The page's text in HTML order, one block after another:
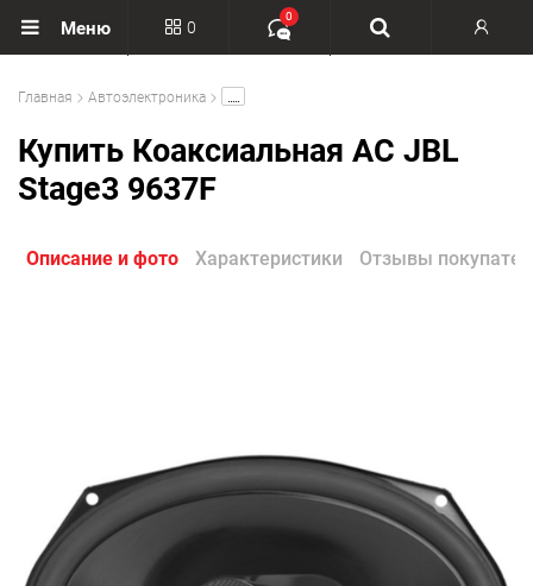
Меню 0
0
Главная Автоэлектроника
Купить Коаксиальная АС JBL
Stage3 9637F
Описание и фото Характеристики Отзывы